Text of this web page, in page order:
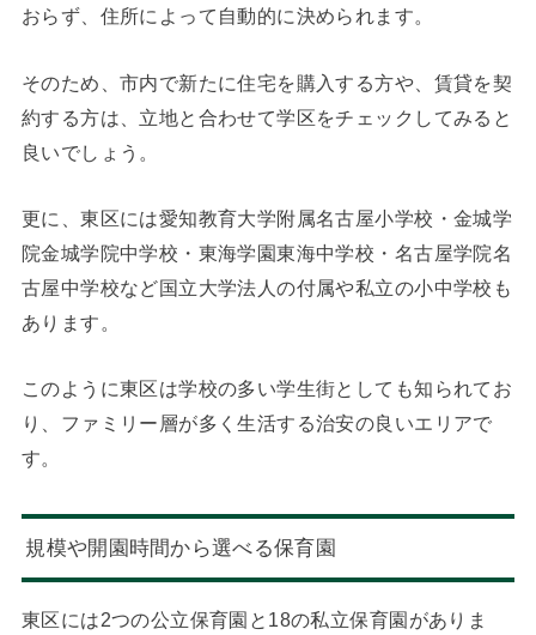
おらず、住所によって自動的に決められます。
そのため、市内で新たに住宅を購入する方や、賃貸を契
約する方は、立地と合わせて学区をチェックしてみると
良いでしょう。
更に、東区には愛知教育大学附属名古屋小学校・金城学
院金城学院中学校・東海学園東海中学校・名古屋学院名
古屋中学校など国立大学法人の付属や私立の小中学校も
あります。
このように東区は学校の多い学生街としても知られてお
り、ファミリー層が多く生活する治安の良いエリアで
す。
規模や開園時間から選べる保育園
東区には2つの公立保育園と18の私立保育園がありま